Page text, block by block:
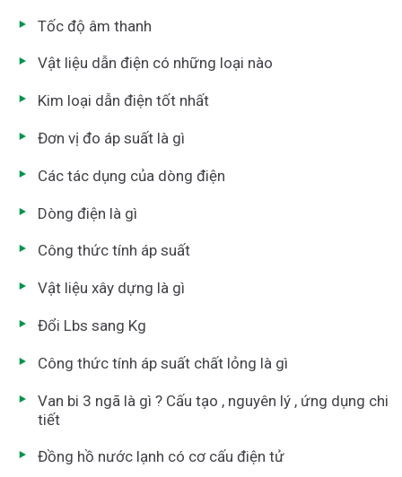
Tốc độ âm thanh
Vật liệu dẫn điện có những loại nào
Kim loại dẫn điện tốt nhất
Đơn vị đo áp suất là gì
Các tác dụng của dòng điện
Dòng điện là gì
Công thức tính áp suất
Vật liệu xây dựng là gì
Đổi Lbs sang Kg
Công thức tính áp suất chất lỏng là gì
Van bi 3 ngã là gì ? Cấu tạo , nguyên lý , ứng dụng chi
tiết
Đồng hồ nước lạnh có cơ cấu điện tử